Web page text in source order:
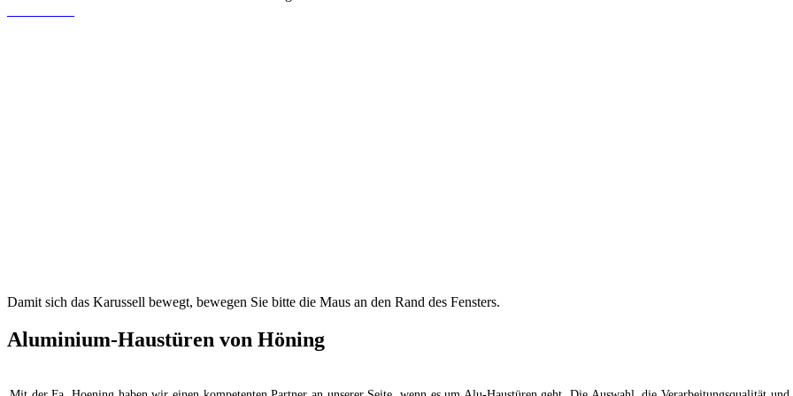
Damit sich das Karussell bewegt, bewegen Sie bitte die Maus an den Rand des Fensters.
Aluminium-Haustüren von Höning